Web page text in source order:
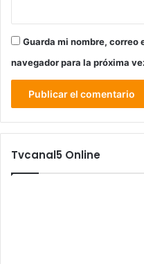
Guarda mi nombre,
navegador para la próxima
Tvcanal5 Online